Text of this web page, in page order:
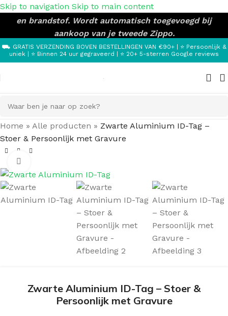
Skip to navigation Skip to main content
Gratis Zippo giftset t.w.v. €14,95 met plek voor 2 Zippo’s
en brandstof. Wordt automatisch toegevoegd bij
aankoop van je tweede Zippo.
⛟ GRATIS VERZENDING BOVEN BESTELLINGEN VAN €90+ | ⭐ Persoonlijk &
uniek | ⭐ Binnen 24 uur gegraveerd | ⭐ 20+ 5-sterren Google reviews
Home » Alle producten » Zwarte Aluminium ID-Tag –
Stoer & Persoonlijk met Gravure
Zwarte Aluminium ID-Tag – Stoer &
Persoonlijk met Gravure